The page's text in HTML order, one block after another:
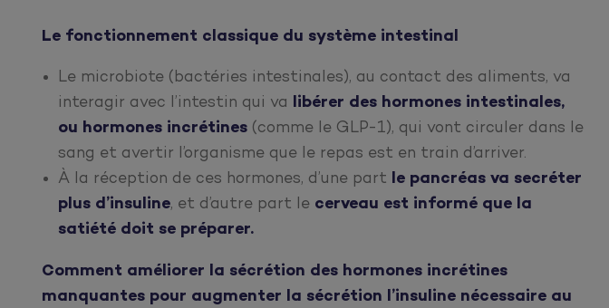
Le fonctionnement classique du système intestinal
Le microbiote (bactéries intestinales), au contact des aliments, va
interagir avec l’intestin qui va libérer des hormones intestinales,
ou hormones incrétines (comme le GLP-1), qui vont circuler dans le
sang et avertir l’organisme que le repas est en train d’arriver.
À la réception de ces hormones, d’une part le pancréas va secréter
plus d’insuline, et d’autre part le cerveau est informé que la
satiété doit se préparer.
Comment améliorer la sécrétion des hormones incrétines
manquantes pour augmenter la sécrétion l’insuline nécessaire au